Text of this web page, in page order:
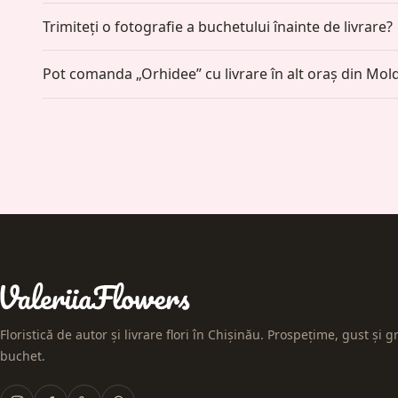
Trimiteți o fotografie a buchetului înainte de livrare?
Pot comanda „Orhidee” cu livrare în alt oraș din
Floristică de autor și livrare flori în Chișinău. Prospețime, gust și
buchet.